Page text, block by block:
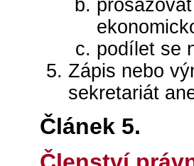
podílet se
Zápis nebo
sekretariát
Článek 5.